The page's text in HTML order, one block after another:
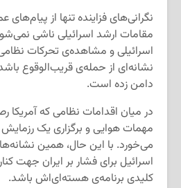
نگرانی‌های فزاینده تنها از
مقامات ارشد اسرائیلی ناشی
اسرائیلی و مشاهده‌ی تحرکات
نشانه‌ای از حمله‌ی قریب‌الوقوع
دامن زده است.
در میان اقدامات نظامی که آمریکا
مهمات هوایی و برگزاری یک
می‌خورد. با این حال، همین
اسرائیل برای فشار بر ایران جهت
کلیدی برنامه‌ی هسته‌ای‌اش باشد.